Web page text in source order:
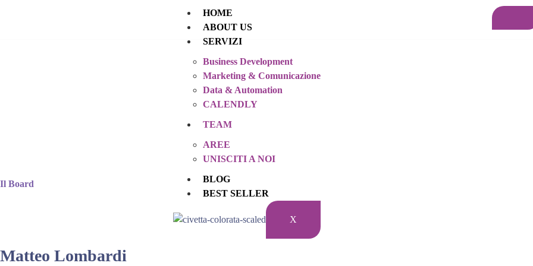
HOME
ABOUT US
SERVIZI
Business Development
Marketing & Comunicazione
Data & Automation
CALENDLY
TEAM
AREE
UNISCITI A NOI
BLOG
BEST SELLER
X
Il Board
Matteo Lombardi